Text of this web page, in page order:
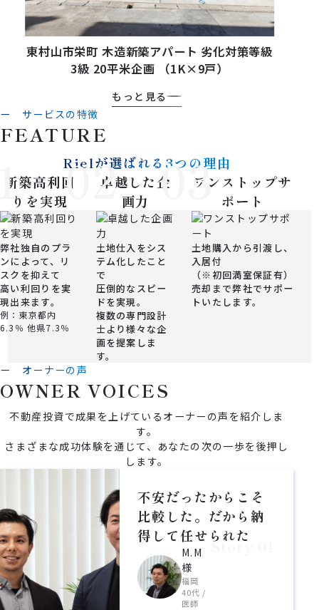
東村山市栄町 木造新築アパート 劣化対策等級
3級 20平米企画 （1K×9戸）
もっと見る
ー サービスの特徴
FEATURE
Rielが選ばれる3つの理由
新築高利回
りを実現
弊社独自のプラ
ンによって、リ
スクを抑えて
高い利回りを実
現出来ます。
例：東京都内
6.3％ 他県7.3％
卓越した企
画力
02
土地仕入をシス
テム化したこと
で
圧倒的なスピー
ドを実現。
複数の専門設計
士より様々な企
画を提案しま
す。
ワンストップサ
ポート
03
土地購入から引渡し、
入居付
（※初回満室保証有）
売却まで弊社でサポー
トいたします。
ー オーナーの声
OWNER VOICES
不動産投資で成果を上げているオーナーの声を紹介しま
す。
さまざまな成功体験を通じて、あなたの次の一歩を後押し
します。
不安だったからこそ
比較した。だから納
得して任せられた
M.M
様
福岡
40代 /
医師
Story.01